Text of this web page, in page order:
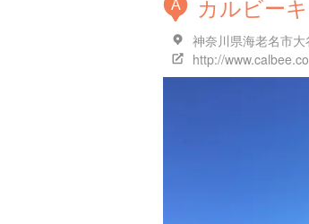
A カルビー
神奈川県海老名市
http://